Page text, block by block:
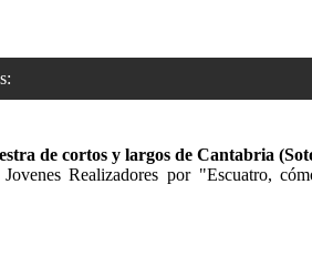
de cortos y largos de Cantabria
Realizadores por "Escuatro,